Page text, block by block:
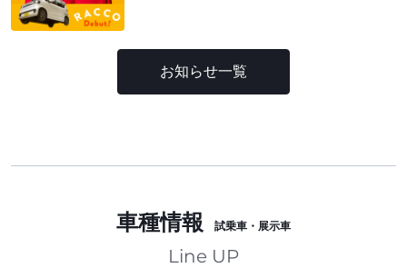
お知らせ一覧
車種情報 試乗車・展示車
Line UP